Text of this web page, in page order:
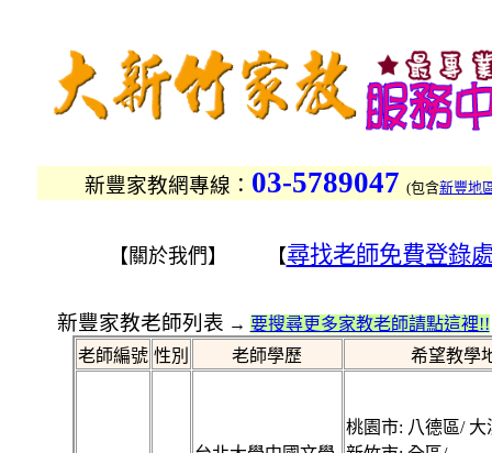
新豐家教網專線： 03-5789047 (包含新豐地
【關於我們】 【尋找老師免費登錄
新豐家教老師列表 → 要搜尋更多家教老師請點這裡!!
老師編號 性別 老師學歷 希望教學
桃園市: 八德區/ 大